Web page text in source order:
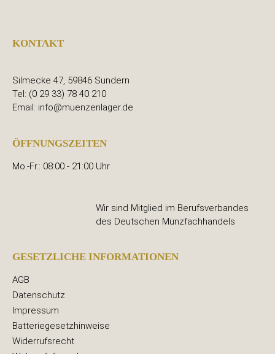
KONTAKT
Silmecke 47, 59846 Sundern
Tel: (0 29 33) 78 40 210
Email: info@muenzenlager.de
ÖFFNUNGSZEITEN
Mo.-Fr.: 08:00 - 21:00 Uhr
Wir sind Mitglied im Berufsverbandes
des Deutschen Münzfachhandels
GESETZLICHE INFORMATIONEN
AGB
Datenschutz
Impressum
Batteriegesetzhinweise
Widerrufsrecht